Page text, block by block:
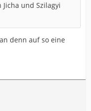
und Szilagyi
denn auf so eine